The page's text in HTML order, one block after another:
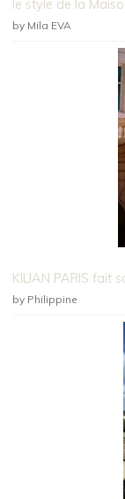
le style de la
by Mila EVA
KILIAN PARIS fait
by Philippine